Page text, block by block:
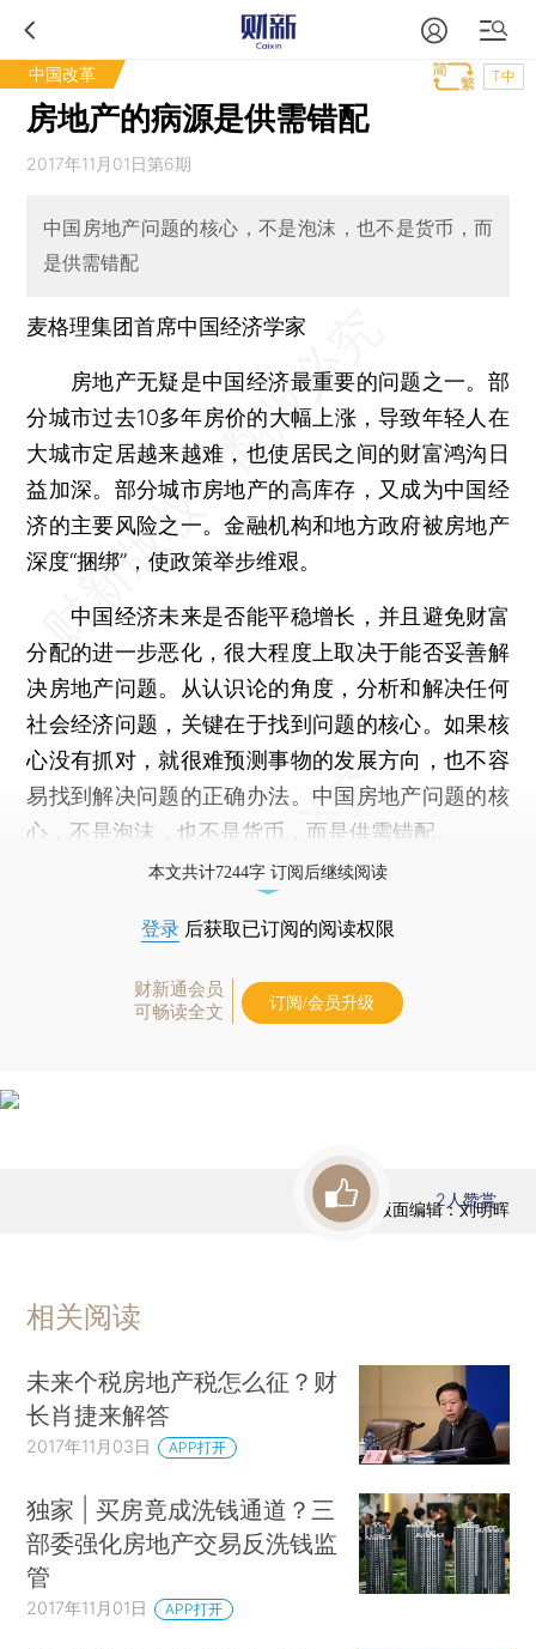
中国改革 T中
房地产的病源是供需错配
2017年11月01日第6期
中国房地产问题的核心，不是泡沫，也不是货币，而
是供需错配
麦格理集团首席中国经济学家
房地产无疑是中国经济最重要的问题之一。部
分城市过去10多年房价的大幅上涨，导致年轻人在
大城市定居越来越难，也使居民之间的财富鸿沟日
益加深。部分城市房地产的高库存，又成为中国经
济的主要风险之一。金融机构和地方政府被房地产
深度“捆绑”，使政策举步维艰。
中国经济未来是否能平稳增长，并且避免财富
分配的进一步恶化，很大程度上取决于能否妥善解
决房地产问题。从认识论的角度，分析和解决任何
社会经济问题，关键在于找到问题的核心。如果核
心没有抓对，就很难预测事物的发展方向，也不容
易找到解决问题的正确办法。中国房地产问题的核
心，不是泡沫，也不是货币，而是供需错配。
本文共计7244字 订阅后继续阅读
登录 后获取已订阅的阅读权限
财新通会员
可畅读全文
订阅/会员升级
版面编辑：刘明晖
2人赞赏
相关阅读
未来个税房地产税怎么征？财
长肖捷来解答
2017年11月03日 APP打开
独家 | 买房竟成洗钱通道？三
部委强化房地产交易反洗钱监
管
2017年11月01日 APP打开